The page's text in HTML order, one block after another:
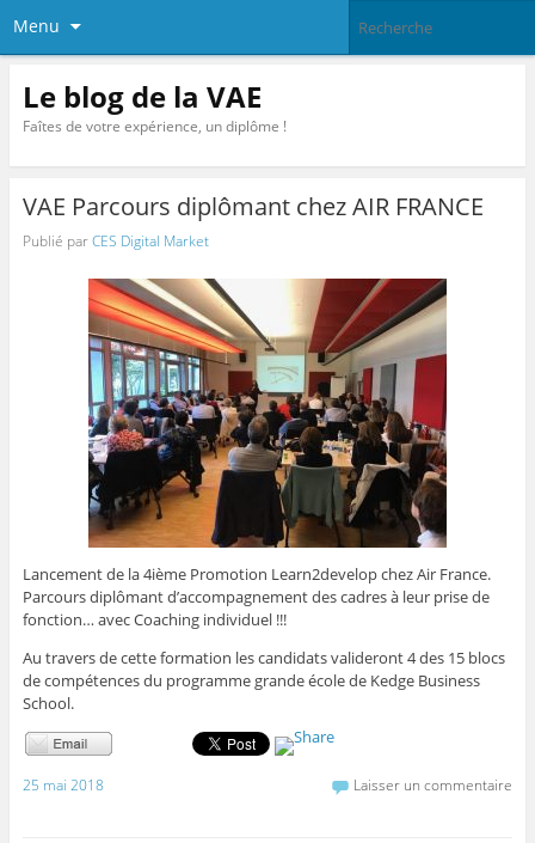
Menu
Le blog de la VAE
Faîtes de votre expérience, un diplôme !
VAE Parcours diplômant chez AIR FRANCE
Publié parCES Digital Market
Lancement de la 4ième Promotion Learn2develop chez Air France.
Parcours diplômant d’accompagnement des cadres à leur prise de
fonction… avec Coaching individuel !!!
Au travers de cette formation les candidats valideront 4 des 15 blocs
de compétences du programme grande école de Kedge Business
School.
25 mai 2018 Laisser un commentaire